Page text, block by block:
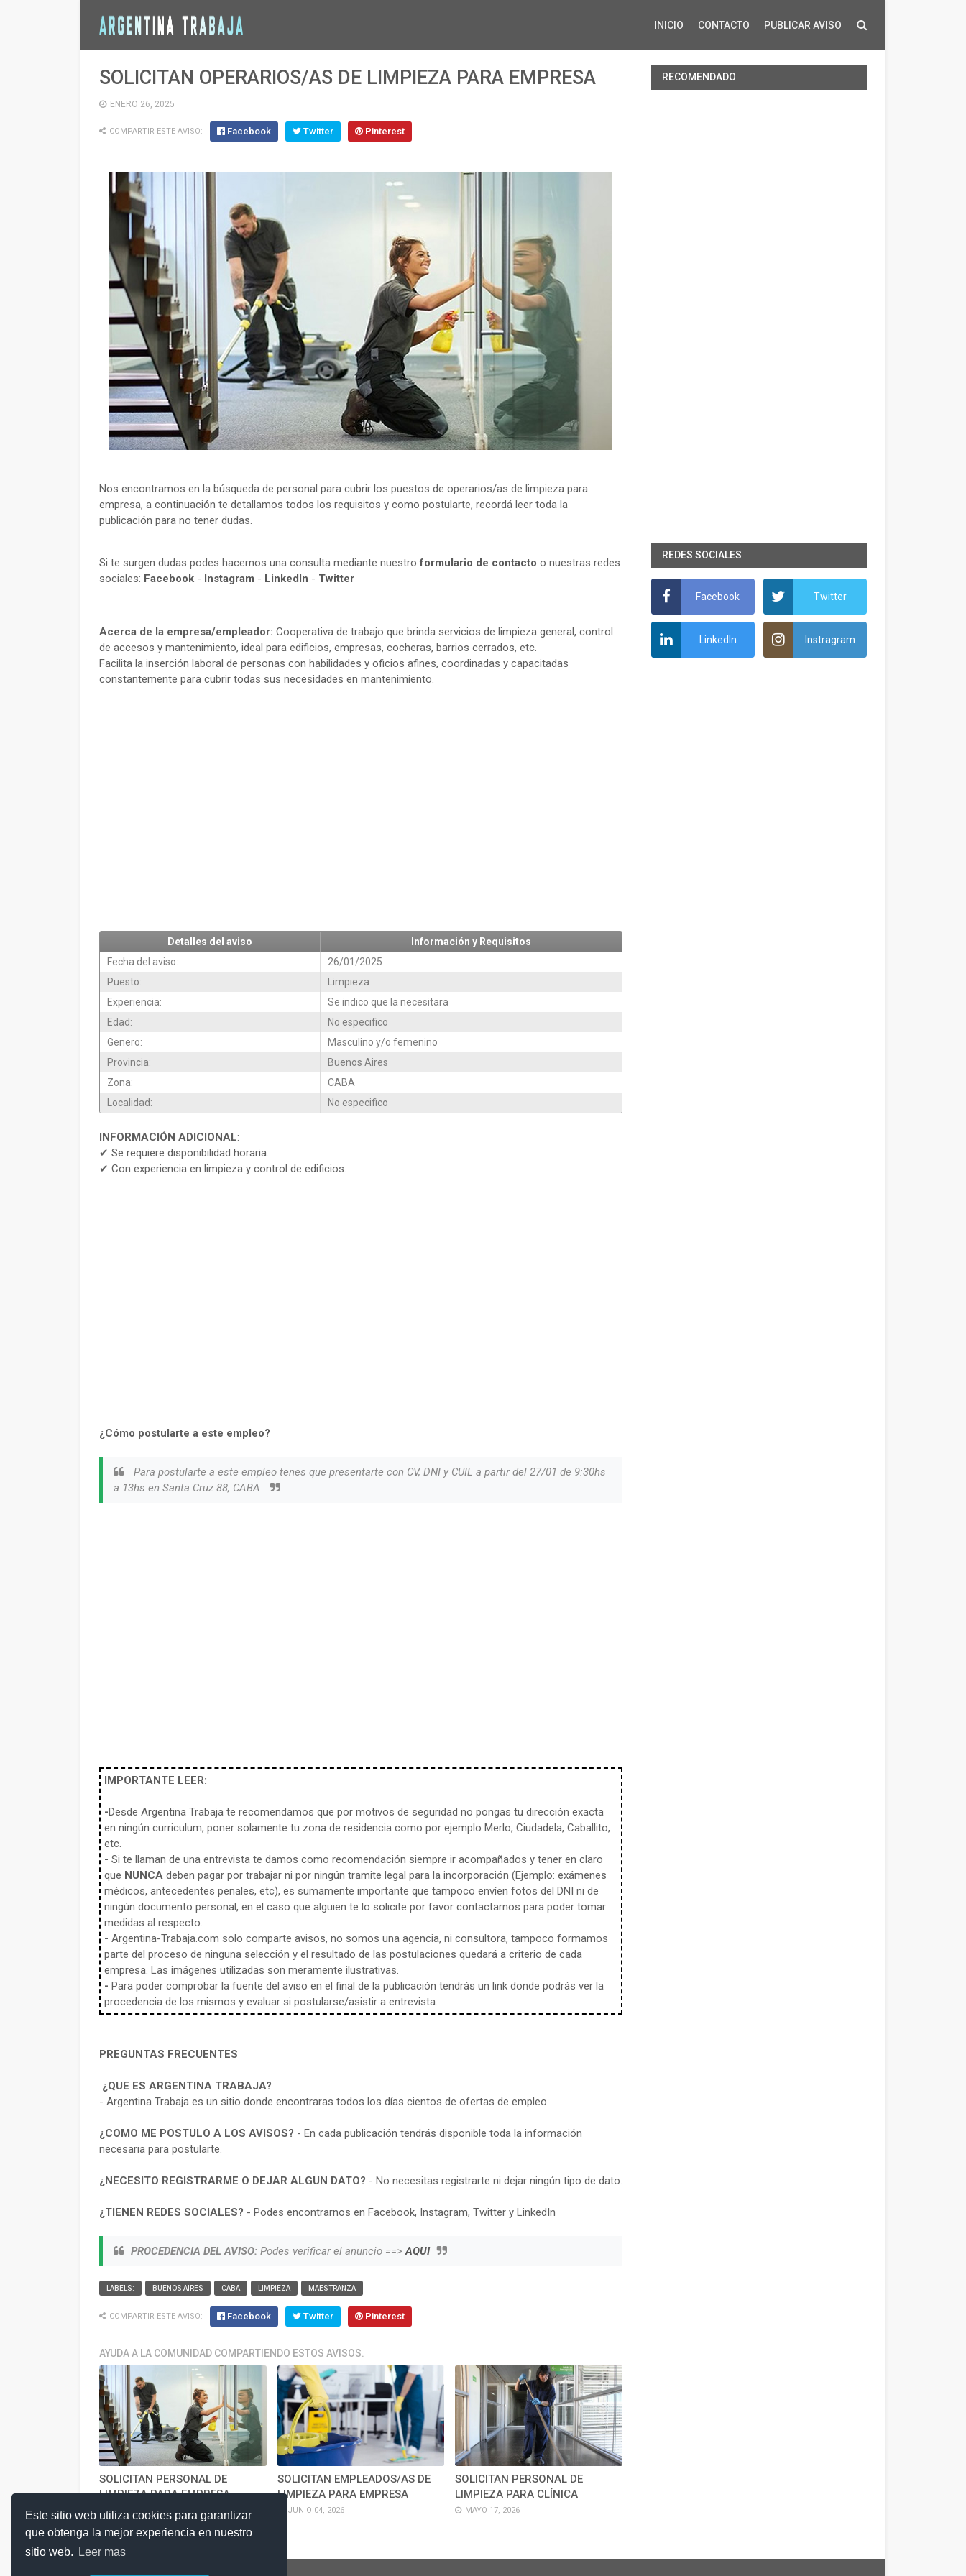
Este sitio web utiliza cookies para garantizar
que obtenga la mejor experiencia en nuestro
sitio web.
Leer mas
INICIO CONTACTO PUBLICAR AVISO
SOLICITAN OPERARIOS/AS DE LIMPIEZA PARA EMPRESA
ENERO 26, 2025
COMPARTIR ESTE AVISO: Facebook Twitter Pinterest
Nos encontramos en la búsqueda de personal para cubrir los puestos de operarios/as de limpieza para
empresa, a continuación te detallamos todos los requisitos y como postularte, recordá leer toda la
publicación para no tener dudas.
Si te surgen dudas podes hacernos una consulta mediante nuestroformulario de contacto o nuestras redes
sociales: Facebook - Instagram - LinkedIn - Twitter
Acerca de la empresa/empleador: Cooperativa de trabajo que brinda servicios de limpieza general, control
de accesos y mantenimiento, ideal para edificios, empresas, cocheras, barrios cerrados, etc.
Facilita la inserción laboral de personas con habilidades y oficios afines, coordinadas y capacitadas
constantemente para cubrir todas sus necesidades en mantenimiento.
Detalles del aviso
Información y Requisitos
Fecha del aviso:
26/01/2025
Puesto:
Limpieza
Experiencia:
Se indico que la necesitara
Edad:
No especifico
Genero:
Masculino y/o femenino
Provincia:
Buenos Aires
Zona:
CABA
Localidad:
No especifico
INFORMACIÓN ADICIONAL:
✔ Se requiere disponibilidad horaria.
✔ Con experiencia en limpieza y control de edificios.
¿Cómo postularte a este empleo?
Para postularte a este empleo tenes que presentarte con CV, DNI y CUIL a partir del 27/01 de 9:30hs
a 13hs en Santa Cruz 88, CABA
IMPORTANTE LEER:
-Desde Argentina Trabaja te recomendamos que por motivos de seguridad no pongas tu dirección exacta
en ningún curriculum, poner solamente tu zona de residencia como por ejemplo Merlo, Ciudadela, Caballito,
etc.
- Si te llaman de una entrevista te damos como recomendación siempre ir acompañados y tener en claro
que NUNCA deben pagar por trabajar ni por ningún tramite legal para la incorporación (Ejemplo: exámenes
médicos, antecedentes penales, etc), es sumamente importante que tampoco envíen fotos del DNI ni de
ningún documento personal, en el caso que alguien te lo solicite por favor contactarnos para poder tomar
medidas al respecto.
- Argentina-Trabaja.com solo comparte avisos, no somos una agencia, ni consultora, tampoco formamos
parte del proceso de ninguna selección y el resultado de las postulaciones quedará a criterio de cada
empresa. Las imágenes utilizadas son meramente ilustrativas.
- Para poder comprobar la fuente del aviso en el final de la publicación tendrás un link donde podrás ver la
procedencia de los mismos y evaluar si postularse/asistir a entrevista.
PREGUNTAS FRECUENTES
¿QUE ES ARGENTINA TRABAJA?
- Argentina Trabaja es un sitio donde encontraras todos los días cientos de ofertas de empleo.
¿COMO ME POSTULO A LOS AVISOS? - En cada publicación tendrás disponible toda la información
necesaria para postularte.
¿NECESITO REGISTRARME O DEJAR ALGUN DATO? - No necesitas registrarte ni dejar ningún tipo de dato.
¿TIENEN REDES SOCIALES? - Podes encontrarnos en Facebook, Instagram, Twitter y LinkedIn
PROCEDENCIA DEL AVISO: Podes verificar el anuncio ==>AQUI
LABELS: BUENOS AIRES CABA LIMPIEZA MAESTRANZA
COMPARTIR ESTE AVISO: Facebook Twitter Pinterest
AYUDA A LA COMUNIDAD COMPARTIENDO ESTOS AVISOS.
SOLICITAN PERSONAL DE
LIMPIEZA PARA EMPRESA
JULIO 17, 2026
SOLICITAN EMPLEADOS/AS DE
LIMPIEZA PARA EMPRESA
JUNIO 04, 2026
SOLICITAN PERSONAL DE
LIMPIEZA PARA CLÍNICA
MAYO 17, 2026
RECOMENDADO
REDES SOCIALES
Facebook Twitter
LinkedIn Instragram